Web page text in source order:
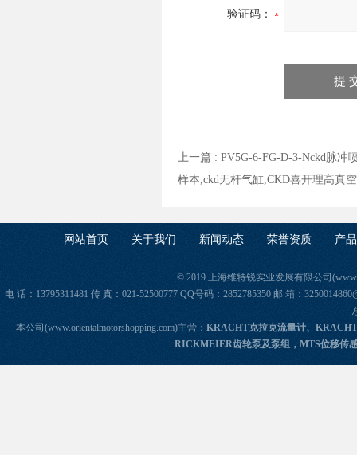
验证码：
上一篇 : PV5G-6-FG-D-3-Nckd脉冲
样本,ckd无杆气缸,CKD喜开理高真
网站首页 关于我们 新闻动态 荣誉资质 产
© 2019 上海维特锐实业发展有限公司
电 话：13795311481 传 真：021-52500777 QQ号码：2852785350 邮 箱：
本公司(www.orientalmotorshopping.com)主营： KRACHT克拉克流量计、
RICKMEIER齿轮泵及泵组，MTS位移传